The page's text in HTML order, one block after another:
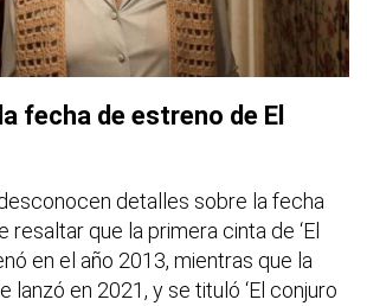
fecha de estreno de El
detalles sobre la fecha
resaltar que la primera cinta de ‘El
en el año 2013, mientras que la
lanzó en 2021, y se tituló ‘El conjuro